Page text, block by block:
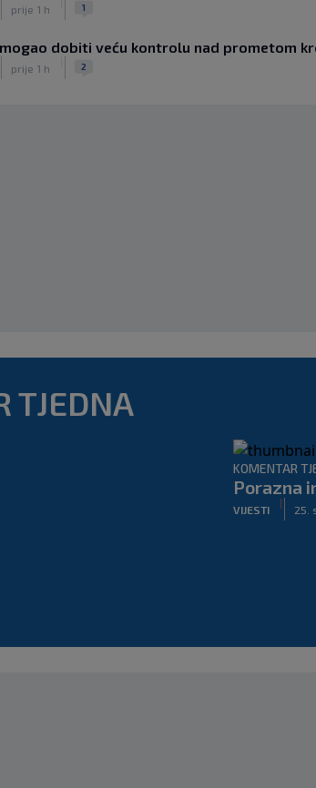
prije 1 h 1
dobiti veću kontrolu nad prometom
prije 1 h 2
TJEDNA
KOMENTAR
Porazna
VIJESTI
|
25.